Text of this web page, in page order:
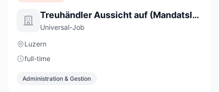
Treuhändler Aussicht auf (Mandatsleitung) 100% (m/w/d)
Universal-Job
Luzern
full-time
Administration & Gestion